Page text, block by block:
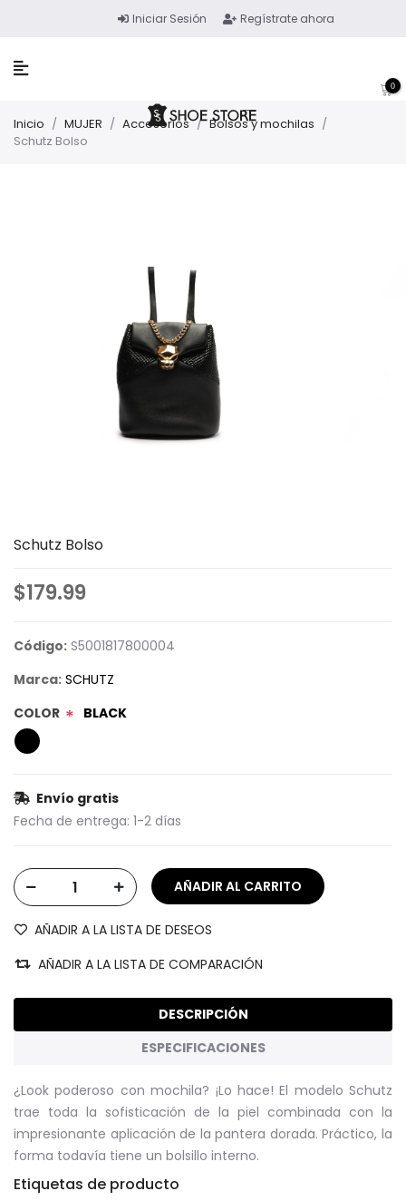
Iniciar Sesión Regístrate ahora
0
Inicio / MUJER / Accesorios / Bolsos y mochilas /
Schutz Bolso
Schutz Bolso
$179.99
Código: S5001817800004
Marca: SCHUTZ
COLOR * BLACK
Envío gratis
Fecha de entrega: 1-2 días
AÑADIR A LA LISTA DE DESEOS
AÑADIR A LA LISTA DE COMPARACIÓN
DESCRIPCIÓN
ESPECIFICACIONES
¿Look poderoso con mochila? ¡Lo hace! El modelo Schutz
trae toda la sofisticación de la piel combinada con la
impresionante aplicación de la pantera dorada. Práctico, la
forma todavía tiene un bolsillo interno.
Etiquetas de producto